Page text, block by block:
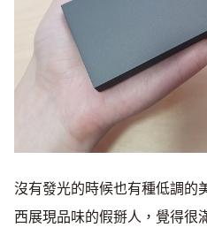
沒有發光的時候也有種低調的
西展現品味的假掰人，覺得很